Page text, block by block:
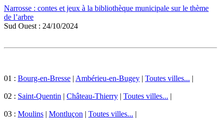
Narrosse : contes et jeux à la bibliothèque municipale sur le thème
de l’arbre
Sud Ouest : 24/10/2024
01 : Bourg-en-Bresse | Ambérieu-en-Bugey | Toutes villes... |
02 : Saint-Quentin | Château-Thierry | Toutes villes... |
03 : Moulins | Montluçon | Toutes villes... |